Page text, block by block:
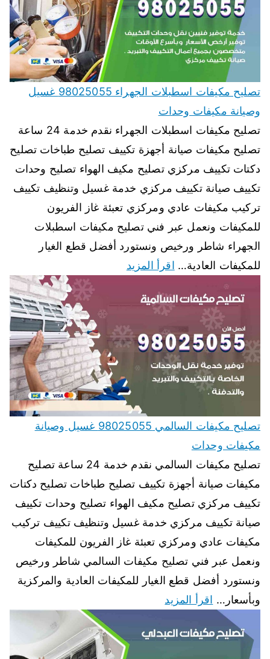
تصليح مكيفات اسطبلات الجهراء 98025055 غسيل
وصيانة مكيفات وحدات
تصليح مكيفات اسطبلات الجهراء نقدم خدمة 24 ساعة
تصليح مكيفات صيانة أجهزة تكييف تصليح طباخات تصليح
دكتات تكييف مركزي تصليح مكيف الهواء تصليح وحدات
تكييف صيانة تكييف مركزي خدمة غسيل وتنظيف تكييف
تركيب مكيفات عادي ومركزي تعبئة غاز الفريون
للمكيفات ونعمل عبر فني تصليح مكيفات اسطبلات
الجهراء شاطر ورخيص ونستورد أفضل قطع الغيار
للمكيفات العادية… اقرأ المزيد
تصليح مكيفات السالمي 98025055 غسيل وصيانة
مكيفات وحدات
تصليح مكيفات السالمي نقدم خدمة 24 ساعة تصليح
مكيفات صيانة أجهزة تكييف تصليح طباخات تصليح دكتات
تكييف مركزي تصليح مكيف الهواء تصليح وحدات تكييف
صيانة تكييف مركزي خدمة غسيل وتنظيف تكييف تركيب
مكيفات عادي ومركزي تعبئة غاز الفريون للمكيفات
ونعمل عبر فني تصليح مكيفات السالمي شاطر ورخيص
ونستورد أفضل قطع الغيار للمكيفات العادية والمركزية
وبأسعار… اقرأ المزيد